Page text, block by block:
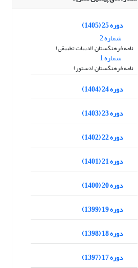
دوره 25 (1405)
شماره 2
نامه فرهنگستان (ادبیات تطبیقی)
شماره 1
نامه فرهنگستان (دستور)
دوره 24 (1404)
دوره 23 (1403)
دوره 22 (1402)
دوره 21 (1401)
دوره 20 (1400)
دوره 19 (1399)
دوره 18 (1398)
دوره 17 (1397)